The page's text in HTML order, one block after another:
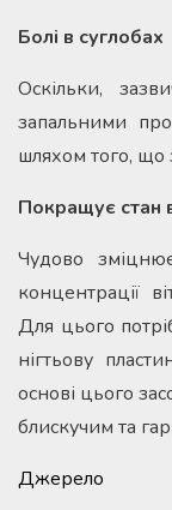
Болі в суглобах
Оскільки,
запальними
шляхом того, що
Покращує стан
Чудово
концентрації
Для цього
нігтьову
основі цього
блискучим та
Джерело